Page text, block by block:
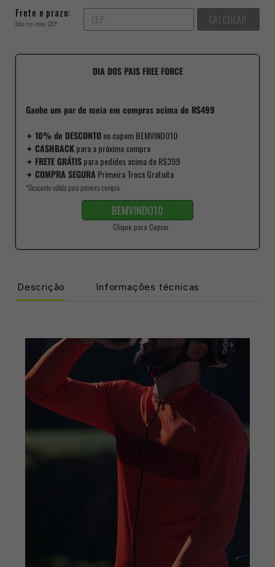
Frete e prazo:
Não sei meu CEP CALCULAR
DIA DOS PAIS FREE FORCE
Ganhe um par de meia em compras acima de R$499
✦ 10% de DESCONTOno cupom BEMVINDO10
✦ CASHBACKpara a próxima compra
✦ FRETE GRÁTISpara pedidos acima de R$399
✦ COMPRA SEGURA Primeira Troca Gratuita
*Desconto válido para primeira compra.
BEMVINDO10
Clique para Copiar
Descrição Informações técnicas